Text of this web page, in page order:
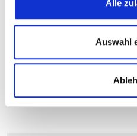
Alle
Auswahl
den Frostschutz. Speziell
Weitere Infos